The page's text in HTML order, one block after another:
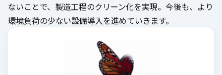
ないことで、製造工程のクリーン化を実現。今後も、より
環境負荷の少ない設備導入を進めていきます。